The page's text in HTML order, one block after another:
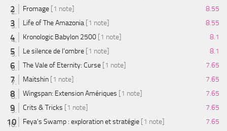
Fromage [1 note]
8.55
Life of The Amazonia [1 note]
8.55
Kronologic Babylon 2500 [1 note]
8.1
Le silence de l'ombre [1 note]
8.1
The Vale of Eternity: Curse [1 note]
7.65
Maitshin [1 note]
7.65
Wingspan: Extension Amériques [1 note]
7.65
Crits & Tricks [1 note]
7.65
Feya’s Swamp : exploration et stratégie [1 note]
7.65